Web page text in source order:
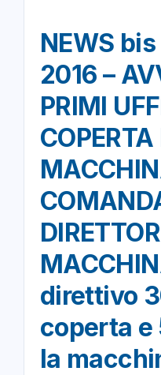
NEWS
2016 –
PRIMI
COPERTA
direttivo
coperta e
la